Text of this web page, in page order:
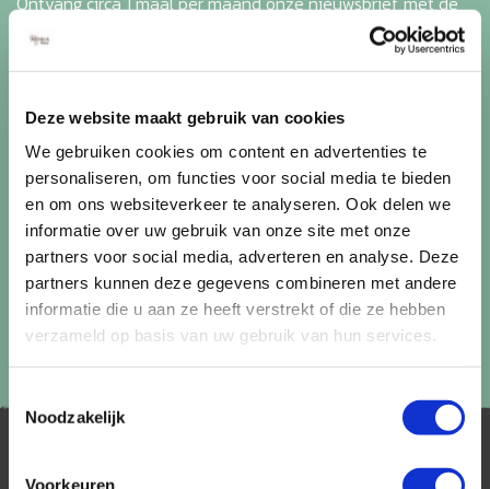
Deze website maakt gebruik van cookies
We gebruiken cookies om content en advertenties te
personaliseren, om functies voor social media te bieden
en om ons websiteverkeer te analyseren. Ook delen we
informatie over uw gebruik van onze site met onze
partners voor social media, adverteren en analyse. Deze
partners kunnen deze gegevens combineren met andere
informatie die u aan ze heeft verstrekt of die ze hebben
verzameld op basis van uw gebruik van hun services.
Noodzakelijk
Voorkeuren
laatste aanbiedingen. U kunt zich elk moment weer
Aanmelden
Lees in onsprivacybeleid hoe wij zorgvuldig omgaan met uw
gegevens.